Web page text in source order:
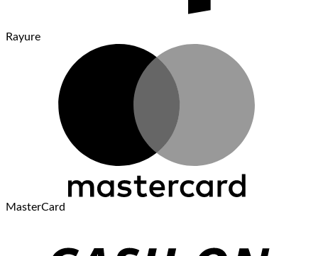
Rayure
MasterCard